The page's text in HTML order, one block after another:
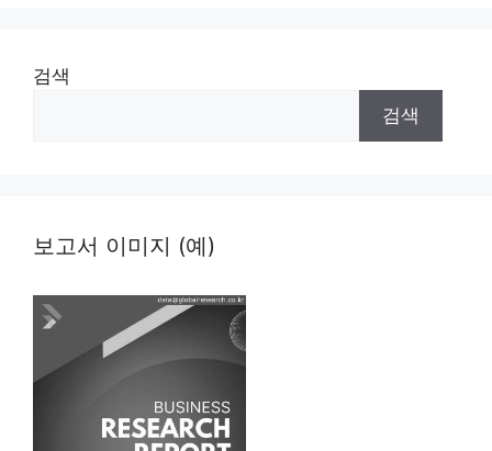
검색
검색
보고서 이미지 (예)